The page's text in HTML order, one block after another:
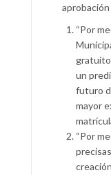
“Por
gratuito
un
futuro
mayor
“Por